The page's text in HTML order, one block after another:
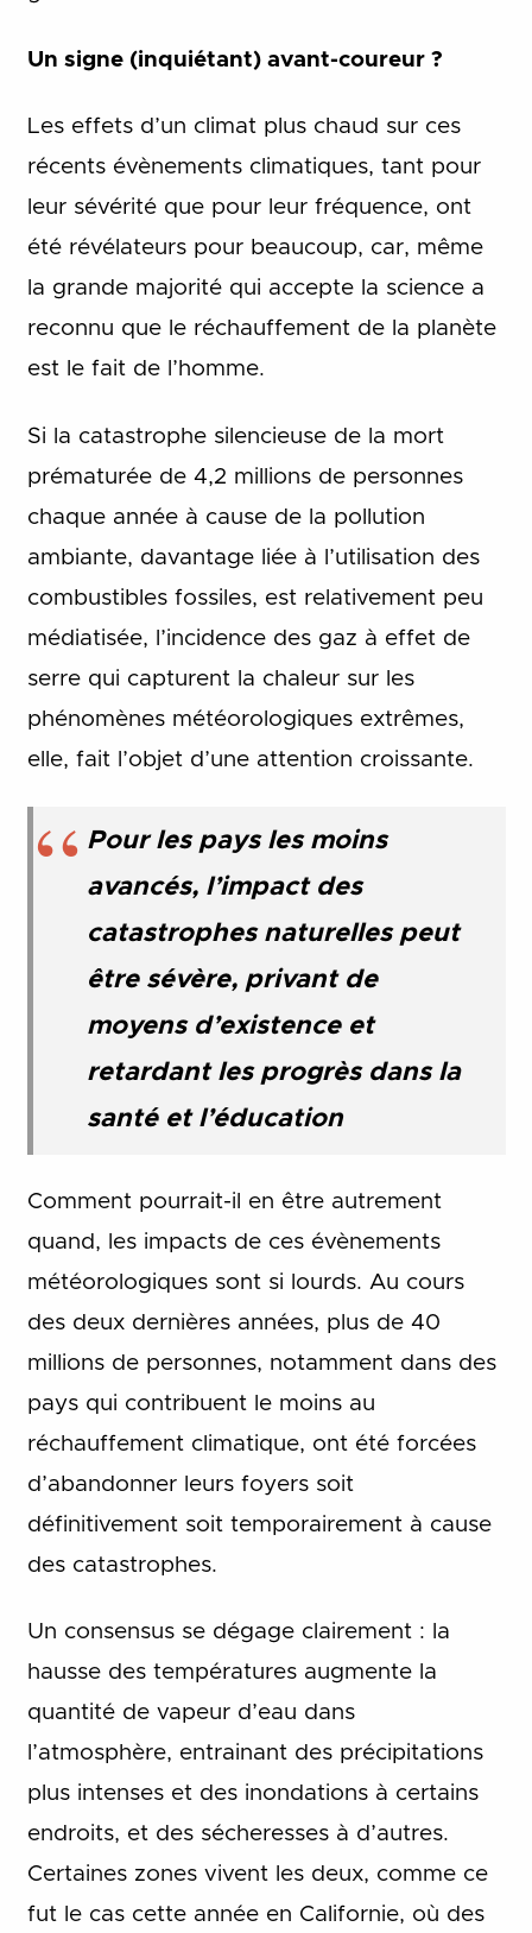
Un signe (inquiétant) avant-coureur ?
Les effets d’un climat plus chaud sur ces
récents évènements climatiques, tant pour
leur sévérité que pour leur fréquence, ont
été révélateurs pour beaucoup, car, même
la grande majorité qui accepte la science a
reconnu que le réchauffement de la planète
est le fait de l’homme.
Si la catastrophe silencieuse de la mort
prématurée de 4,2 millions de personnes
chaque année à cause de la pollution
ambiante, davantage liée à l’utilisation des
combustibles fossiles, est relativement peu
médiatisée, l’incidence des gaz à effet de
serre qui capturent la chaleur sur les
phénomènes météorologiques extrêmes,
elle, fait l’objet d’une attention croissante.
Pour les pays les moins
avancés, l’impact des
catastrophes naturelles peut
être sévère, privant de
moyens d’existence et
retardant les progrès dans la
santé et l’éducation
Comment pourrait-il en être autrement
quand, les impacts de ces évènements
météorologiques sont si lourds. Au cours
des deux dernières années, plus de 40
millions de personnes, notamment dans des
pays qui contribuent le moins au
réchauffement climatique, ont été forcées
d’abandonner leurs foyers soit
définitivement soit temporairement à cause
des catastrophes.
Un consensus se dégage clairement : la
hausse des températures augmente la
quantité de vapeur d’eau dans
l’atmosphère, entrainant des précipitations
plus intenses et des inondations à certains
endroits, et des sécheresses à d’autres.
Certaines zones vivent les deux, comme ce
fut le cas cette année en Californie, où des